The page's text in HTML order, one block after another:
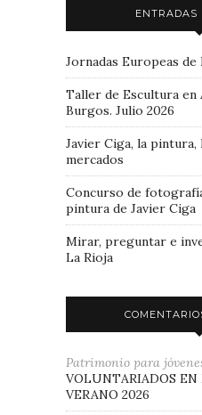
ENTRADAS
Jornadas Europeas
Taller de Escultura en
Burgos. Julio 2026
Javier Ciga, la
mercados
Concurso de
pintura de Javier Ciga
Mirar, preguntar e
La Rioja
Patrimonio para
VOLUNTARIADOS EN
VERANO 2026